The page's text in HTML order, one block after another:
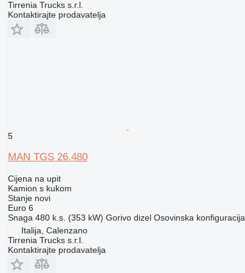
Tirrenia Trucks s.r.l.
Kontaktirajte prodavatelja
5
MAN TGS 26.480
Cijena na upit
Kamion s kukom
Stanjenovi
Euro 6
Snaga 480 k.s. (353 kW) Gorivo dizel Osovinska konfiguracija
Italija, Calenzano
Tirrenia Trucks s.r.l.
Kontaktirajte prodavatelja